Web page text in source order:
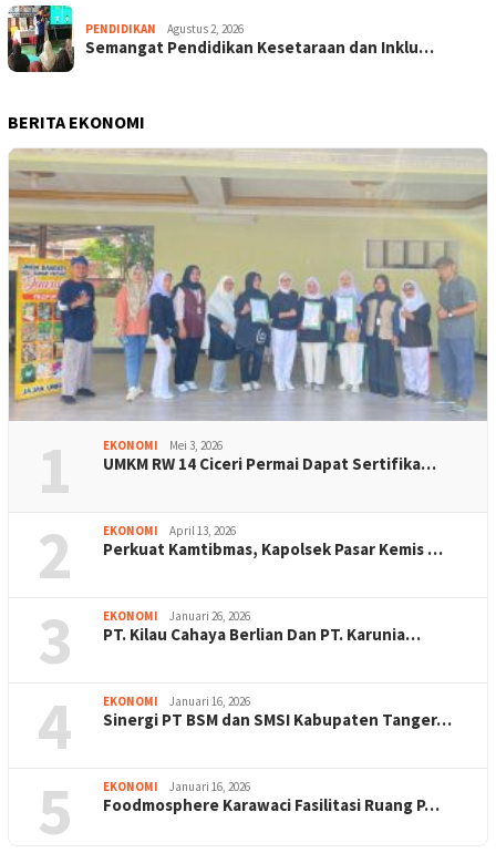
PENDIDIKAN Agustus 2, 2026
Semangat Pendidikan Kesetaraan dan Inklu…
BERITA EKONOMI
1 EKONOMI Mei 3, 2026
UMKM RW 14 Ciceri Permai Dapat Sertifika…
2 EKONOMI April 13, 2026
Perkuat Kamtibmas, Kapolsek Pasar Kemis …
3 EKONOMI Januari 26, 2026
PT. Kilau Cahaya Berlian Dan PT. Karunia…
4 EKONOMI Januari 16, 2026
Sinergi PT BSM dan SMSI Kabupaten Tanger…
5 EKONOMI Januari 16, 2026
Foodmosphere Karawaci Fasilitasi Ruang P…